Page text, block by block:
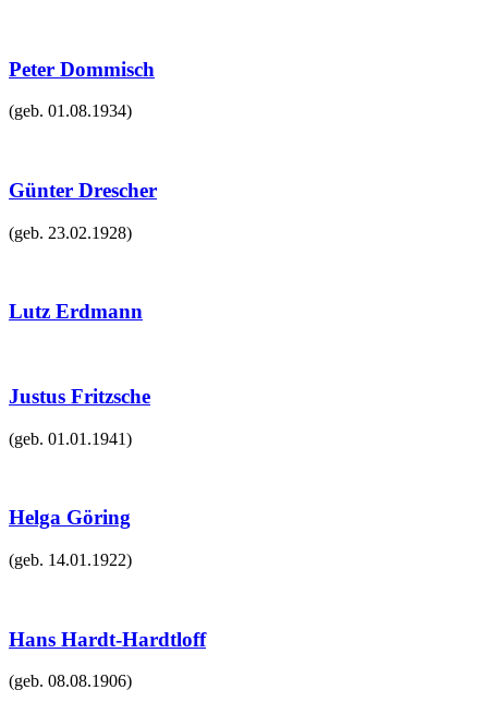
Peter Dommisch
(geb. 01.08.1934)
Günter Drescher
(geb. 23.02.1928)
Lutz Erdmann
Justus Fritzsche
(geb. 01.01.1941)
Helga Göring
(geb. 14.01.1922)
Hans Hardt-Hardtloff
(geb. 08.08.1906)